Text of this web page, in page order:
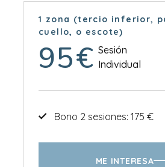
1 zona (tercio inferior,
cuello, o escote)
95€ Sesión
Individual
Bono 2 sesiones: 175 €
ME INTERESA